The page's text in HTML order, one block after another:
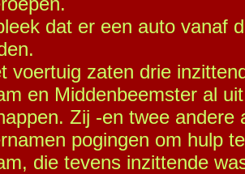
dat er een auto vanaf
voertuig zaten drie
en Middenbeemster al
Zij -en twee
pogingen om hulp
die tevens inzittende